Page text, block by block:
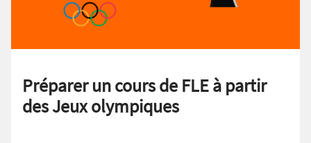
Préparer un cours de FLE à partir
des Jeux olympiques